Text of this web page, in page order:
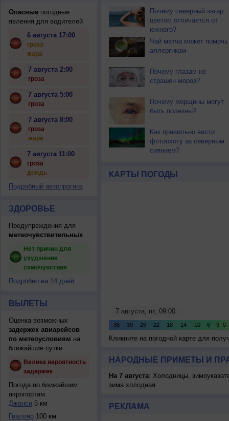
Опасныепогодные
явления для водителей
6 августа 17:00
гроза
жара
7 августа 2:00
гроза
7 августа 5:00
гроза
7 августа 8:00
гроза
жара
7 августа 11:00
гроза
дождь
Подробный автопрогноз
ЗДОРОВЬЕ
Предупреждения для
метеочувствительных
Нет причин для
ухудшения
самочувствия
Подробно на 14 дней
ВЫЛЕТЫ
Оценка возможных
задержек авиарейсов
по метеоусловиям на
ближайшие сутки
Велика вероятность
задержек
Погода по ближайшим
аэропортам
Джанси 5 км
Гвалияр100 км
Почему северный загар
цветом отличается от
южного?
Чай матча может помочь
аллергикам
Почему глазам не
страшен мороз?
Почему морщины могут
быть полезны?
Как правильно вести
фотоохоту за северным
сиянием?
КАРТЫ ПОГОДЫ
Кликните на погодной карте для
НАРОДНЫЕ ПРИМЕТЫ И
На 7 августа: Холодницы,
зима холодная.
РЕКЛАМА